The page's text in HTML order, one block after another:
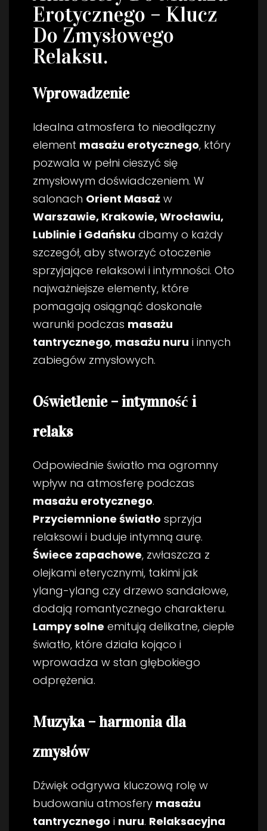
Erotycznego – Klucz
Do Zmysłowego
Relaksu.
Wprowadzenie
Idealna atmosfera to nieodłączny
element masażu erotycznego, który
pozwala w pełni cieszyć się
zmysłowym doświadczeniem. W
salonach Orient Masaż w
Warszawie, Krakowie, Wrocławiu,
Lublinie i Gdańsku dbamy o każdy
szczegół, aby stworzyć otoczenie
sprzyjające relaksowi i intymności. Oto
najważniejsze elementy, które
pomagają osiągnąć doskonałe
warunki podczas masażu
tantrycznego, masażu nuru i innych
zabiegów zmysłowych.
Oświetlenie – intymność i
relaks
Odpowiednie światło ma ogromny
wpływ na atmosferę podczas
masażu erotycznego.
Przyciemnione światło sprzyja
relaksowi i buduje intymną aurę.
Świece zapachowe, zwłaszcza z
olejkami eterycznymi, takimi jak
ylang-ylang czy drzewo sandałowe,
dodają romantycznego charakteru.
Lampy solne emitują delikatne, ciepłe
światło, które działa kojąco i
wprowadza w stan głębokiego
odprężenia.
Muzyka – harmonia dla
zmysłów
Dźwięk odgrywa kluczową rolę w
budowaniu atmosfery masażu
tantrycznego i nuru. Relaksacyjna